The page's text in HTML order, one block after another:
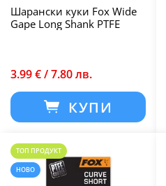
Шарански куки Fox Wide
Gape Long Shank PTFE
3.99 € / 7.80 лв.
КУПИ
ТОП ПРОДУКТ
НОВО